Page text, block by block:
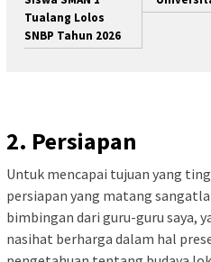
Tualang Lolos
SNBP Tahun 2026
2. Persiapan
Untuk mencapai tujuan yang
persiapan yang matang
bimbingan dari guru-guru saya,
nasihat berharga dalam hal